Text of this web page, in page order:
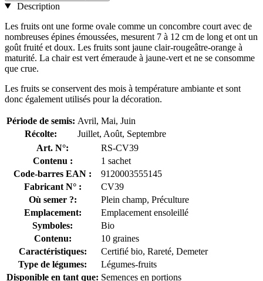
Description
Les fruits ont une forme ovale comme un concombre court avec de
nombreuses épines émoussées, mesurent 7 à 12 cm de long et ont un
goût fruité et doux. Les fruits sont jaune clair-rougeâtre-orange à
maturité. La chair est vert émeraude à jaune-vert et ne se consomme
que crue.
Les fruits se conservent des mois à température ambiante et sont
donc également utilisés pour la décoration.
Période de semis: Avril, Mai, Juin
Récolte:
Juillet, Août, Septembre
Art. N°:
RS-CV39
Contenu :
1 sachet
Code-barres EAN :
9120003555145
Fabricant N° :
CV39
Où semer ?:
Plein champ, Préculture
Emplacement:
Emplacement ensoleillé
Symboles:
Bio
Contenu:
10 graines
Caractéristiques:
Certifié bio, Rareté, Demeter
Type de légumes:
Légumes-fruits
Disponible en tant que: Semences en portions